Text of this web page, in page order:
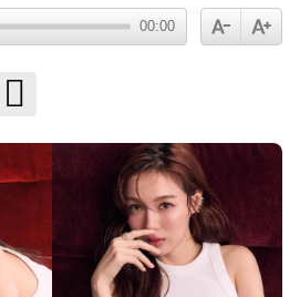
00:00